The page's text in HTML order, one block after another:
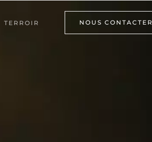
TERROIR NOUS CONTACTER